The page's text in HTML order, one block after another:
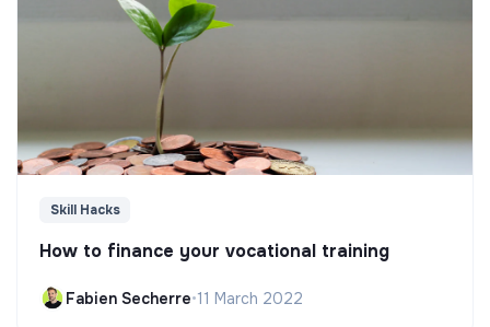
Skill Hacks
How to finance your vocational training
Fabien Secherre•11 March 2022